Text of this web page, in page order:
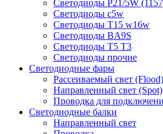
Светодиоды P21/5W
Светодиоды c5w
Светодиоды T15 w16w
Светодиоды BA9S
Светодиоды T5 T3
Светодиоды прочие
Светодиодные фары
Рассеиваемый свет (Flood)
Направленный свет (Spot)
Проводка для
Светодиодные балки
Направленный свет